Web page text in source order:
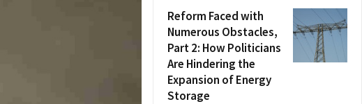
Reform Faced with
Numerous Obstacles,
Part 2: How Politicians
Are Hindering the
Expansion of Energy
Storage